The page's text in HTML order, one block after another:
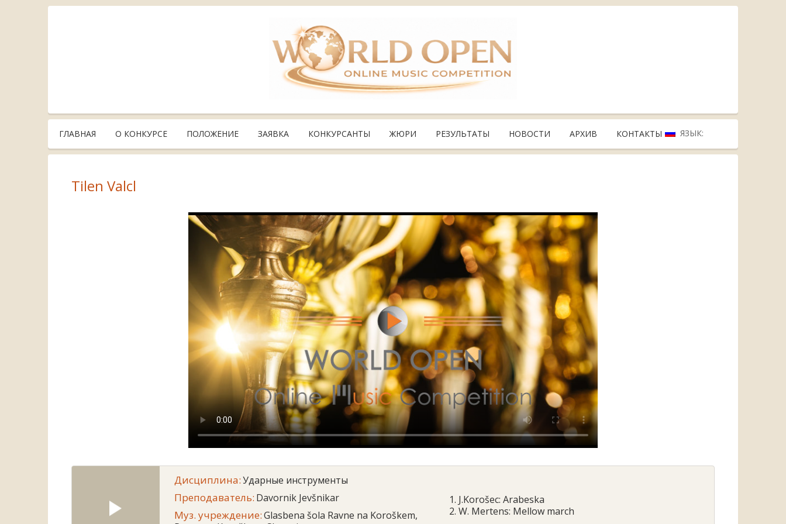
ГЛАВНАЯ О КОНКУРСЕ ПОЛОЖЕНИЕ ЗАЯВКА КОНКУРСАНТЫ ЖЮРИ РЕЗУЛЬТАТЫ НОВОСТИ АРХИВ КОНТАКТЫ ЯЗЫК:
Tilen Valcl
Дисциплина:Ударные инструменты
Преподаватель: Davornik Jevšnikar
Муз. учреждение:Glasbena šola Ravne na Koroškem,
1. J.Korošec: Arabeska
2. W. Mertens: Mellow march